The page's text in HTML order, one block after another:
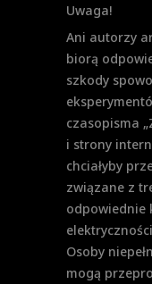
Uwaga!
Ani autorzy
biorą
szkody
czasopisma
i strony
chciałyby
związane z
odpowiednie
Osoby
mogą